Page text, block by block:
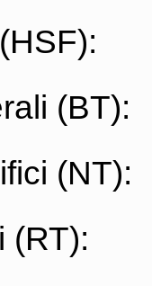
(BT):
(NT):
(RT):